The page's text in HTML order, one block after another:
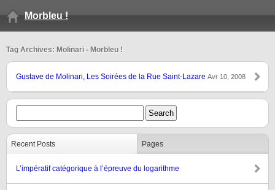
Morbleu !
Tag Archives: Molinari - Morbleu !
Gustave de Molinari, Les Soirées de la Rue Saint-Lazare Avr 10, 2008
Recent Posts Pages
L’impératif catégorique à l’épreuve du logarithme